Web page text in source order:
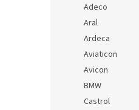
Adeco
Aral
Ardeca
Aviaticon
Avicon
BMW
Castrol